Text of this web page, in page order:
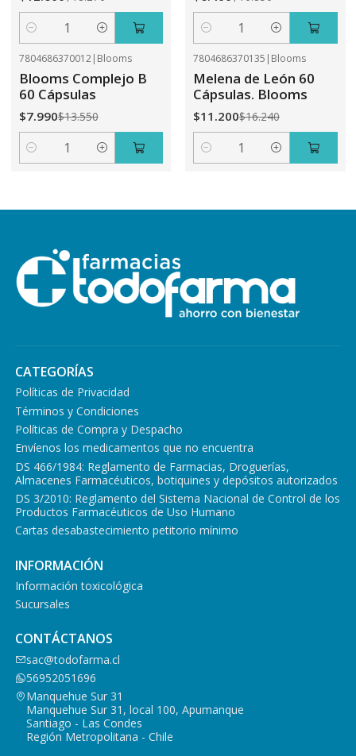
Cantidad Cantidad
7804686370012| Blooms
Blooms Complejo B
60 Cápsulas
$7.990$13.550
Cantidad
7804686370135 | Blooms
Melena de León 60
Cápsulas. Blooms
$11.200$16.240
Cantidad
CATEGORÍAS
Políticas de Privacidad
Términos y Condiciones
Políticas de Compra y Despacho
Envíenos los medicamentos que no encuentra
DS 466/1984: Reglamento de Farmacias, Droguerías,
Almacenes Farmacéuticos, botiquines y depósitos autorizados
DS 3/2010: Reglamento del Sistema Nacional de Control de los
Productos Farmacéuticos de Uso Humano
Cartas desabastecimiento petitorio mínimo
INFORMACIÓN
Información toxicológica
Sucursales
CONTÁCTANOS
sac@todofarma.cl
56952051696
Manquehue Sur 31
Manquehue Sur 31, local 100, Apumanque
Santiago - Las Condes
Región Metropolitana - Chile